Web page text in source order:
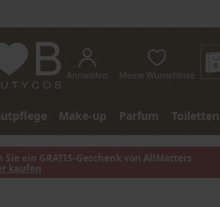
Anmelden Meine Wunschliste
Make-up Parfum
ein GRATIS-Geschenk von AllMatters
kaufen